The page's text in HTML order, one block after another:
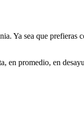
Ya sea que
promedio, en